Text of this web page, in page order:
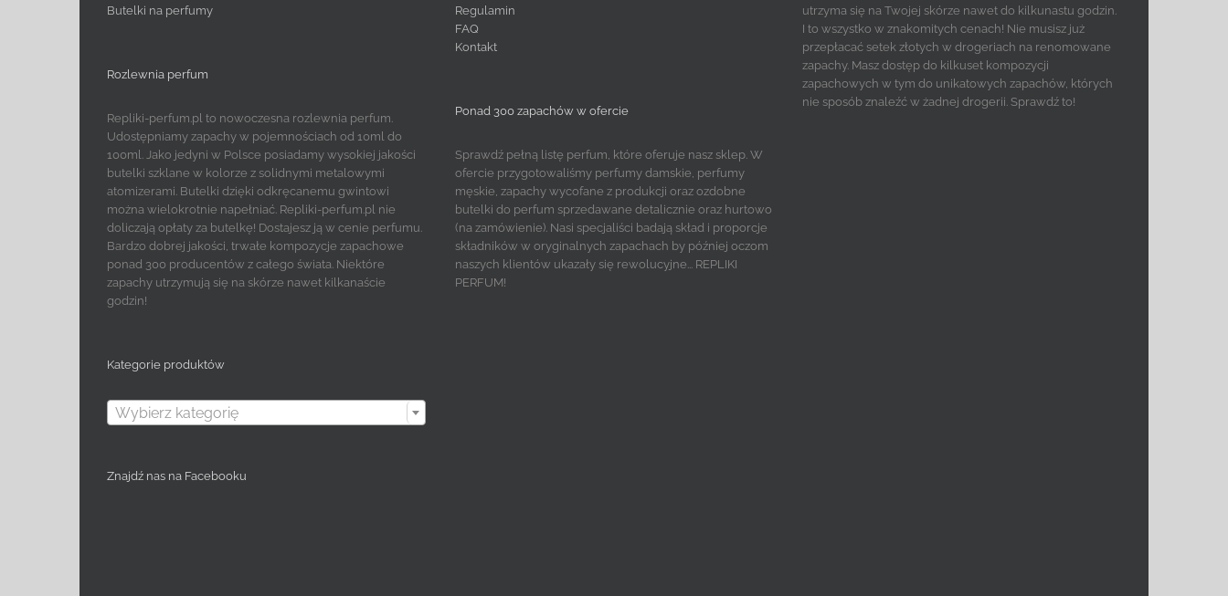
Butelki na perfumy
Rozlewnia perfum
Repliki-perfum.pl to nowoczesna rozlewnia perfum.
Udostępniamy zapachy w pojemnościach od 10ml do
100ml. Jako jedyni w Polsce posiadamy wysokiej jakości
butelki szklane w kolorze z solidnymi metalowymi
atomizerami. Butelki dzięki odkręcanemu gwintowi
można wielokrotnie napełniać. Repliki-perfum.pl nie
doliczają opłaty za butelkę! Dostajesz ją w cenie perfumu.
Bardzo dobrej jakości, trwałe kompozycje zapachowe
ponad 300 producentów z całego świata. Niektóre
zapachy utrzymują się na skórze nawet kilkanaście
godzin!
Kategorie produktów
Wybierz kategorię
Znajdź nas na Facebooku
Regulamin
FAQ
Kontakt
Ponad 300 zapachów w ofercie
Sprawdź pełną listę perfum, które oferuje nasz sklep. W
ofercie przygotowaliśmy perfumy damskie, perfumy
męskie, zapachy wycofane z produkcji oraz ozdobne
butelki do perfum sprzedawane detalicznie oraz hurtowo
(na zamówienie). Nasi specjaliści badają skład i proporcje
składników w oryginalnych zapachach by później oczom
naszych klientów ukazały się rewolucyjne... REPLIKI
PERFUM!
utrzyma się na Twojej skórze nawet do kilkunastu godzin.
I to wszystko w znakomitych cenach! Nie musisz już
przepłacać setek złotych w drogeriach na renomowane
zapachy. Masz dostęp do kilkuset kompozycji
zapachowych w tym do unikatowych zapachów, których
nie sposób znaleźć w żadnej drogerii. Sprawdź to!